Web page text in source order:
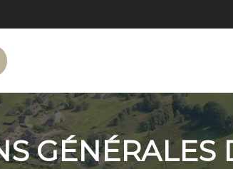
GÉNÉRALES